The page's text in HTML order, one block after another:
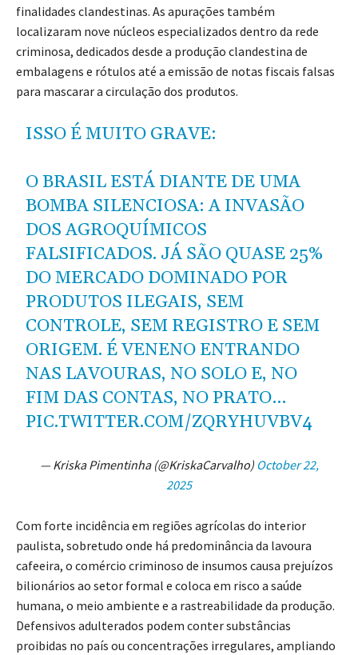
finalidades clandestinas. As apurações também
localizaram nove núcleos especializados dentro da rede
criminosa, dedicados desde a produção clandestina de
embalagens e rótulos até a emissão de notas fiscais falsas
para mascarar a circulação dos produtos.
ISSO É MUITO GRAVE:
O BRASIL ESTÁ DIANTE DE UMA
BOMBA SILENCIOSA: A INVASÃO
DOS AGROQUÍMICOS
FALSIFICADOS. JÁ SÃO QUASE 25%
DO MERCADO DOMINADO POR
PRODUTOS ILEGAIS, SEM
CONTROLE, SEM REGISTRO E SEM
ORIGEM. É VENENO ENTRANDO
NAS LAVOURAS, NO SOLO E, NO
FIM DAS CONTAS, NO PRATO…
PIC.TWITTER.COM/ZQRYHUVBV4
— Kriska Pimentinha (@KriskaCarvalho) October 22,
2025
Com forte incidência em regiões agrícolas do interior
paulista, sobretudo onde há predominância da lavoura
cafeeira, o comércio criminoso de insumos causa prejuízos
bilionários ao setor formal e coloca em risco a saúde
humana, o meio ambiente e a rastreabilidade da produção.
Defensivos adulterados podem conter substâncias
proibidas no país ou concentrações irregulares, ampliando